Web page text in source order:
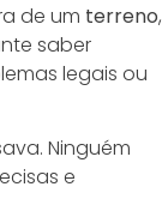
de um terreno,
saber
legais ou
Ninguém
e